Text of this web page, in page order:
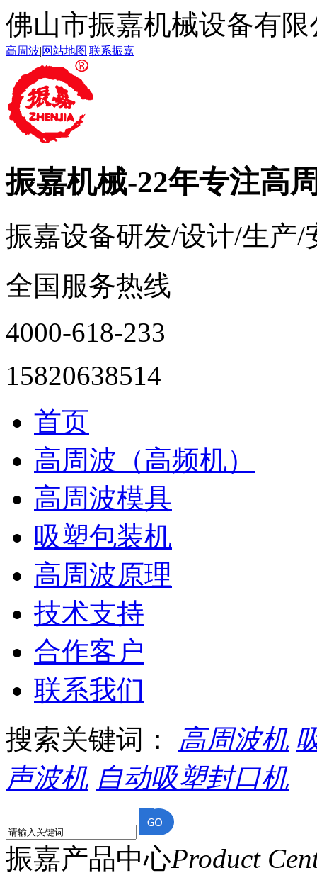
佛山市振嘉机械设备有限
高周波|网站地图|联系振嘉
振嘉机械-22年专注高
振嘉设备研发/设计/生产/
全国服务热线
4000-618-233
15820638514
首页
高周波（高频机）
高周波模具
吸塑包装机
高周波原理
技术支持
合作客户
联系我们
搜索关键词： 高周波机
声波机 自动吸塑封口机
振嘉产品中心Product